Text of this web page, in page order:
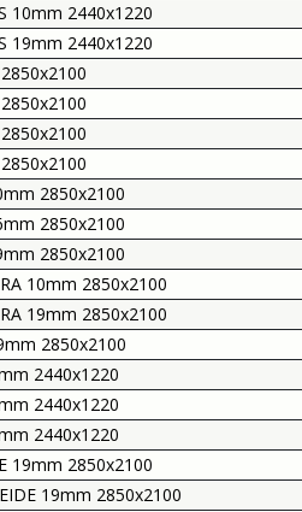
10mm 2440x1220
19mm 2440x1220
2850x2100
2850x2100
2850x2100
10mm 2850x2100
19mm 2850x2100
2850x2100
2440x1220
2440x1220
2440x1220
19mm 2850x2100
19mm 2850x2100